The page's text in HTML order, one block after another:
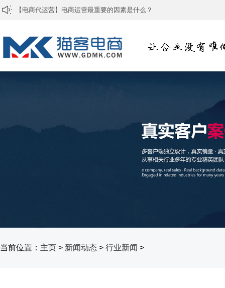
[电商代运营]个人如何做电商 怎么学做电商
[淘宝代运营公司]网店运营需要抓好的核心
[拼多多代运营]为何拼多多电商平台越来越火？
当前位置： 主页 > 新闻动态 > 行业新闻 >